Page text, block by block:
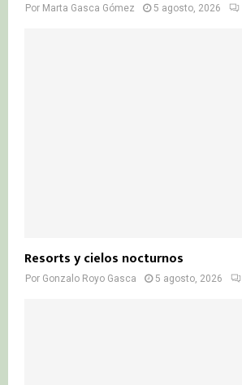
Por Marta Gasca Gómez 5 agosto, 2026
Resorts y cielos nocturnos
Por Gonzalo Royo Gasca 5 agosto, 2026